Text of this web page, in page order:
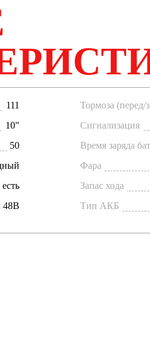
111 Тормоза (перед/
10" Сигнализация
50 Время заряда
Фара
есть Запас хода
48В Тип АКБ